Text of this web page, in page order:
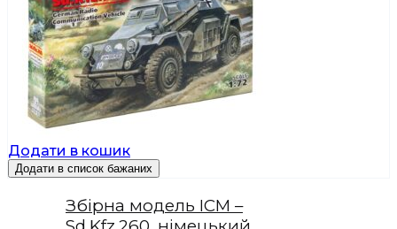
Додати в кошик
Додати в список бажаних
Збірна модель ICM –